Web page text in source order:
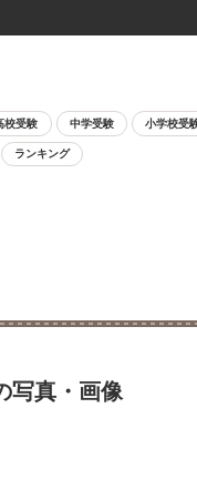
校受験 中学受験 小学校受
ランキング
写真・画像